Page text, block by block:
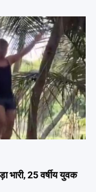
25 वर्षीय युवक